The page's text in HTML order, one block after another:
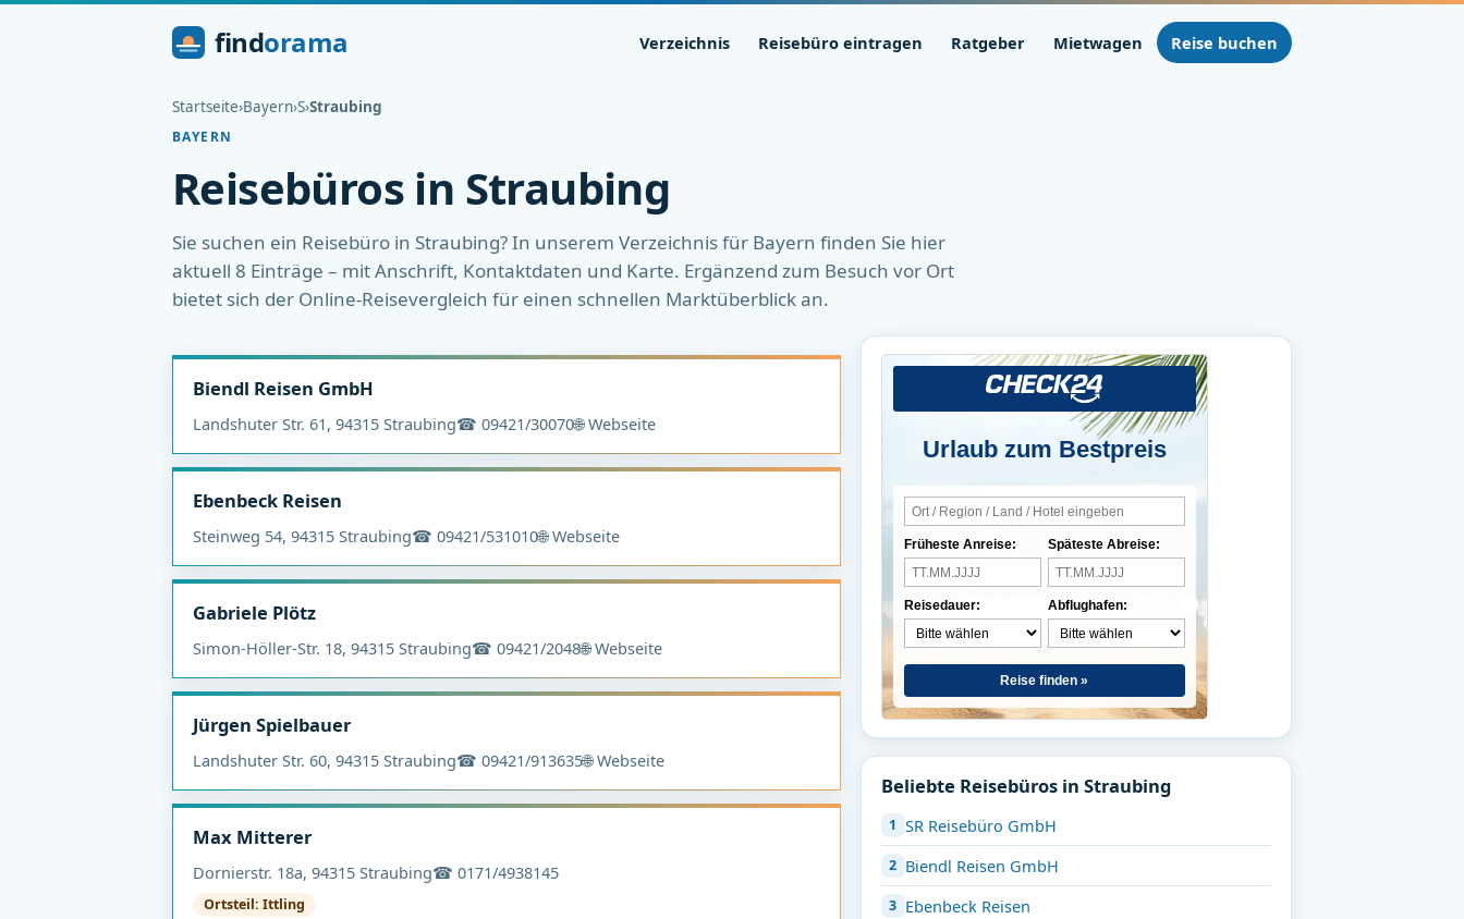
findorama Verzeichnis Reisebüro eintragen Ratgeber Mietwagen Reise buchen
Startseite›Bayern›S›Straubing
BAYERN
Reisebüros in Straubing
Sie suchen ein Reisebüro in Straubing? In unserem Verzeichnis für Bayern finden Sie hier
aktuell 8 Einträge – mit Anschrift, Kontaktdaten und Karte. Ergänzend zum Besuch vor Ort
bietet sich der Online-Reisevergleich für einen schnellen Marktüberblick an.
Biendl Reisen GmbH
Landshuter Str. 61, 94315 Straubing☎ 09421/30070🌐 Webseite
Ebenbeck Reisen
Steinweg 54, 94315 Straubing☎ 09421/531010🌐 Webseite
Gabriele Plötz
Simon-Höller-Str. 18, 94315 Straubing☎ 09421/2048🌐 Webseite
Jürgen Spielbauer
Landshuter Str. 60, 94315 Straubing☎ 09421/913635🌐 Webseite
Max Mitterer
Dornierstr. 18a, 94315 Straubing☎ 0171/4938145
Ortsteil: Ittling
Urlaub zum Bestpreis
Früheste Anreise:
Reisedauer:
Späteste Abreise:
Abflughafen:
Reise finden »
Beliebte Reisebüros in Straubing
SR Reisebüro GmbH
Biendl Reisen GmbH
Ebenbeck Reisen